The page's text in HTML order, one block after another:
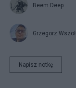
Beem.Deep
Grzegorz
Napisz notkę